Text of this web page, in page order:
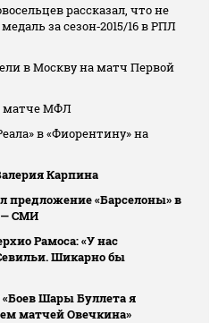
рассказал, что не
за сезон‑2015/16 в РПЛ
в Москву на матч Первой
матче МФЛ
в «Фиорентину» на
Карпина
предложение «Барселоны» в
— СМИ
Рамоса: «У нас
Шикарно бы
«Боев Шары Буллета я
матчей Овечкина»